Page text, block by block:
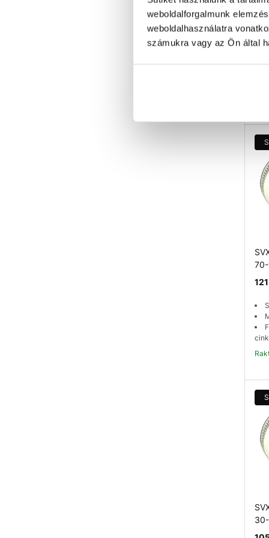
weboldalforgalmunk
weboldalhasználatra
számukra vagy az Ön által
EU
W1
82
cink